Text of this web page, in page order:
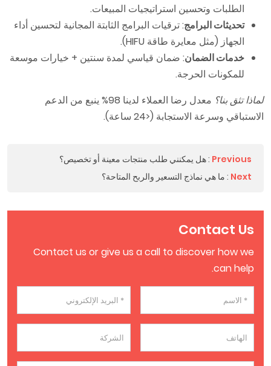
الطلبات وتحسين استراتيجيات المبيعات.
تحديثات البرامج: ترقيات البرامج الثابتة المجانية لتحسين أداء
الجهاز (مثل معايرة طاقة HIFU).
خدمات الضمان: ضمان قياسي لمدة سنتين + خيارات موسعة
للمكونات الحرجة.
لماذا تثق بنا؟
معدل رضا العملاء لدينا 98% ينبع من الدعم
الاستباقي وسرعة الاستجابة (<24 ساعة).
Previous
:هل يمكنني طلب منتجات معينة أو تخصيص؟
Next
: ما هي نماذج التسعير والربح المتاحة؟
Contact Us
Contact us or give us a call to discover how we
can help.